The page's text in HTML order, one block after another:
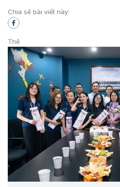
Chia sẻ bài viết này:
Thẻ